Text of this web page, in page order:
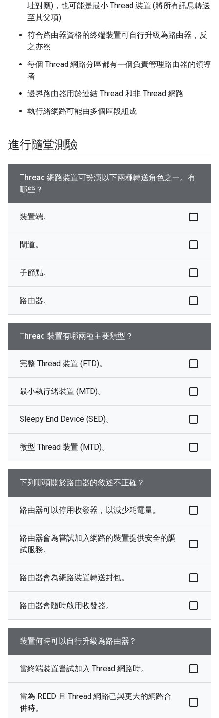
址對應)，也可能是最小 Thread 裝置 (將所有訊息轉送
至其父項)
符合路由器資格的終端裝置可自行升級為路由器，反
之亦然
每個 Thread 網路分區都有一個負責管理路由器的領導
者
邊界路由器用於連結 Thread 和非 Thread 網路
執行緒網路可能由多個區段組成
進行隨堂測驗
Thread 網路裝置可扮演以下兩種轉送角色之一。有
哪些？
裝置端。
閘道。
子節點。
路由器。
Thread 裝置有哪兩種主要類型？
完整 Thread 裝置 (FTD)。
最小執行緒裝置 (MTD)。
Sleepy End Device (SED)。
微型 Thread 裝置 (MTD)。
下列哪項關於路由器的敘述不正確？
路由器可以停用收發器，以減少耗電量。
路由器會為嘗試加入網路的裝置提供安全的調
試服務。
路由器會為網路裝置轉送封包。
路由器會隨時啟用收發器。
裝置何時可以自行升級為路由器？
當終端裝置嘗試加入 Thread 網路時。
當為 REED 且 Thread 網路已與更大的網路合
併時。